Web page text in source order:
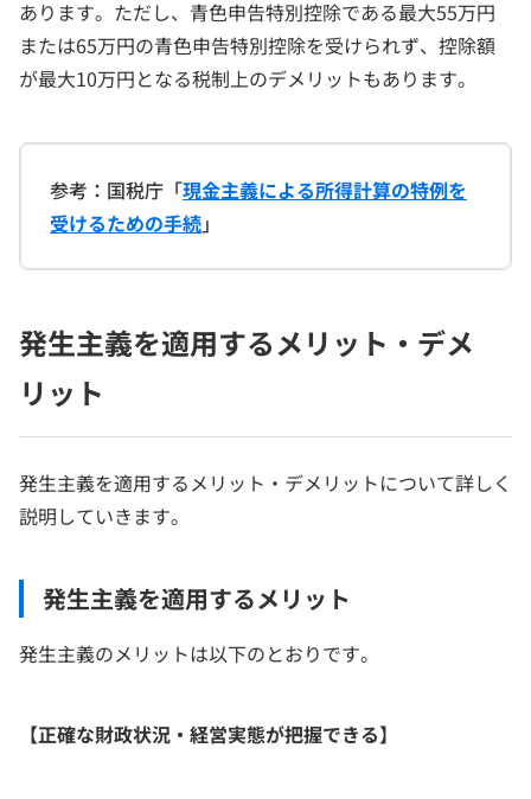
あります。ただし、青色申告特別控除である最大55万円
または65万円の青色申告特別控除を受けられず、控除額
が最大10万円となる税制上のデメリットもあります。
参考：国税庁「現金主義による所得計算の特例を
受けるための手続」
発生主義を適用するメリット・デメ
リット
発生主義を適用するメリット・デメリットについて詳しく
説明していきます。
発生主義を適用するメリット
発生主義のメリットは以下のとおりです。
【正確な財政状況・経営実態が把握できる】